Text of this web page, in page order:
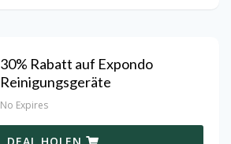
30% Rabatt auf Expondo
Reinigungsgeräte
No Expires